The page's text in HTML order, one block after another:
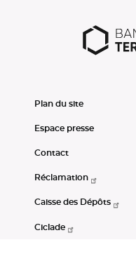
Plan du site
Espace presse
Contact
Réclamation
Caisse des Dépôts
Ciclade